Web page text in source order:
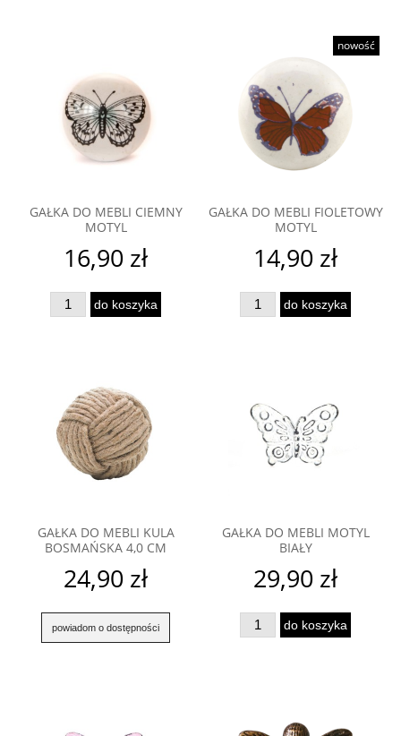
GAŁKA DO MEBLI CIEMNY
MOTYL
16,90 zł
do koszyka
GAŁKA DO MEBLI FIOLETOWY
MOTYL
14,90 zł
do koszyka
nowość
GAŁKA DO MEBLI KULA
BOSMAŃSKA 4,0 CM
24,90 zł
powiadom o dostępności
GAŁKA DO MEBLI MOTYL
BIAŁY
29,90 zł
do koszyka